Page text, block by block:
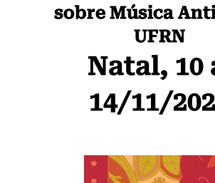
sobre Música
UFRN
Natal, 10
14/11/